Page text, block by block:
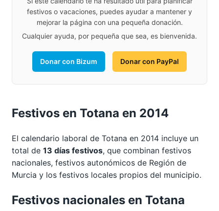
festivos o vacaciones, puedes ayudar a mantener y
mejorar la página con una pequeña donación.
Cualquier ayuda, por pequeña que sea, es bienvenida.
Donar con Bizum Donar con PayPal
Festivos en Totana en 2014
El calendario laboral de Totana en 2014 incluye un
total de 13 días festivos, que combinan festivos
nacionales, festivos autonómicos de Región de
Murcia y los festivos locales propios del municipio.
Festivos nacionales en Totana